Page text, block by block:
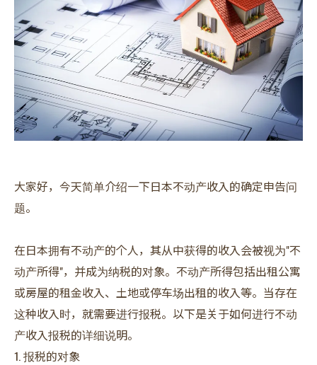
大家好，今天简单介绍一下日本不动产收入的确定申告问
题。
在日本拥有不动产的个人，其从中获得的收入会被视为"不
动产所得"，并成为纳税的对象。不动产所得包括出租公寓
或房屋的租金收入、土地或停车场出租的收入等。当存在
这种收入时，就需要进行报税。以下是关于如何进行不动
产收入报税的详细说明。
1. 报税的对象